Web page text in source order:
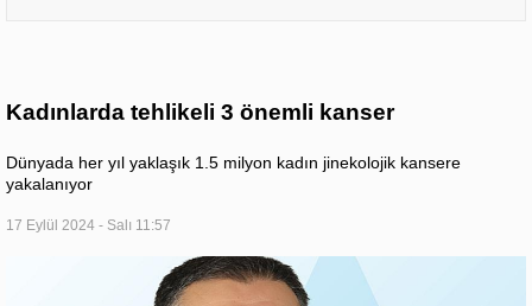
Kadınlarda tehlikeli 3 önemli kanser
Dünyada her yıl yaklaşık 1.5 milyon kadın jinekolojik kansere
yakalanıyor
17 Eylül 2024 - Salı 11:57